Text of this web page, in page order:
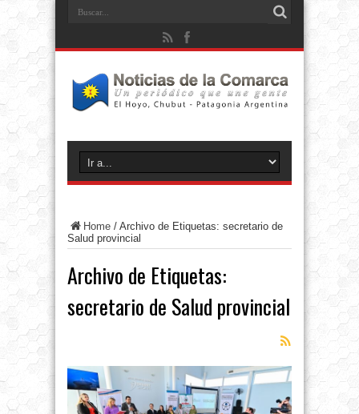
Home / Archivo de Etiquetas: secretario de
Salud provincial
Archivo de Etiquetas:
secretario de Salud provincial